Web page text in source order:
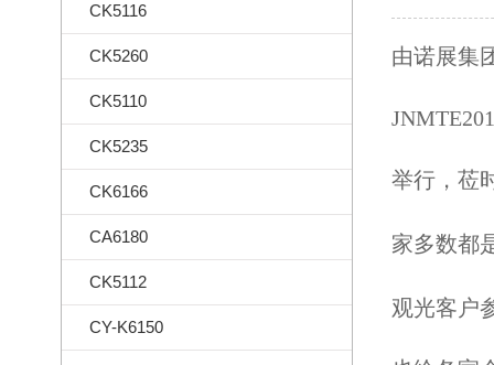
CK5116
CK5260
CK5110
CK5235
CK6166
CA6180
CK5112
CY-K6150
由诺展集
举行， 莅
家多数都
观光客户